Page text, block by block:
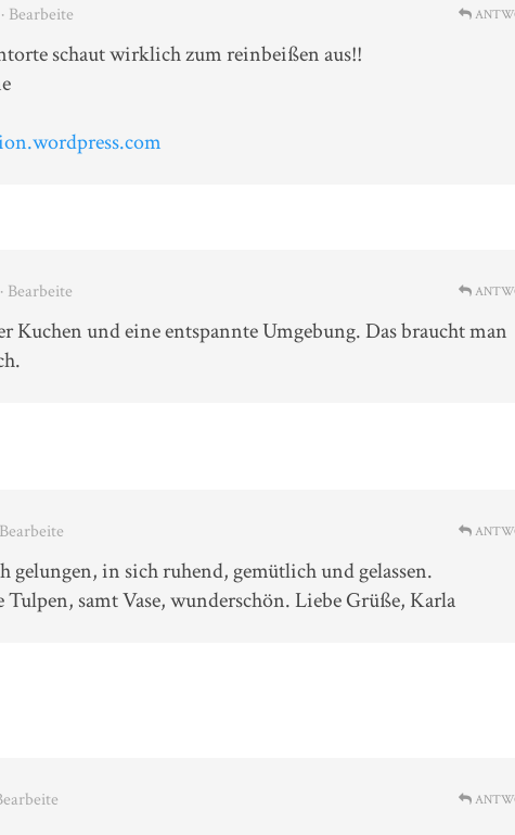
· Bearbeite
schaut wirklich zum reinbeißen aus!!
· Bearbeite
Kuchen und eine entspannte Umgebung. Das braucht man
Bearbeite
gelungen, in sich ruhend, gemütlich und gelassen.
Tulpen, samt Vase, wunderschön. Liebe Grüße, Karla